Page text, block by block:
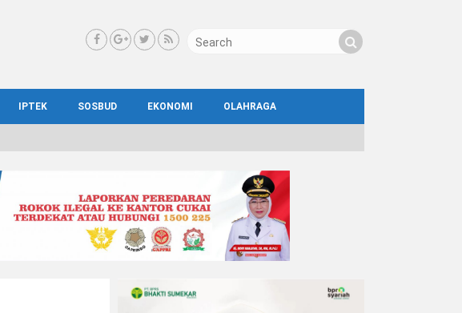
IPTEK SOSBUD EKONOMI OLAHRAGA